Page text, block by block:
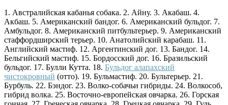
1. Австралийская кабанья собака. 2. Айну. 3. Акабаш. 4.
Акбаш. 5. Американский бандог. 6. Американский бульдог. 7.
Амбульдог. 8. Американский питбультерьер. 9. Американский
стаффордширский терьер. 10. Анатолийский карабаш. 11.
Английский мастиф. 12. Аргентинский дог. 13. Бандог. 14.
Бельгийский мастиф. 15. Бордосский дог. 16. Бразильский
бульдог. 17. Булли Кутта. 18. Бульдог алапахский
чистокровный (отто). 19. Бульмастиф. 20. Бультерьер. 21.
Бурбуль. 22. Бэндог. 23. Волко-собачьи гибриды. 24. Волкособ,
гибрид волка. 25. Восточно-европейская овчарка. 26. Горская